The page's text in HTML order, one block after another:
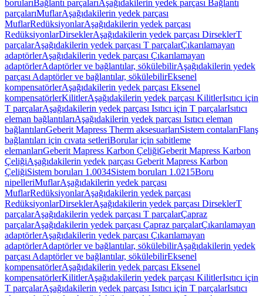
borularıBağlantı parçalarıAşağıdakilerin yedek parçası Bağlantı
parçalarıMuflarAşağıdakilerin yedek parçası
MuflarRedüksiyonlarAşağıdakilerin yedek parçası
RedüksiyonlarDirseklerAşağıdakilerin yedek parçası DirseklerT
parçalarAşağıdakilerin yedek parçası T parçalarÇıkarılamayan
adaptörlerAşağıdakilerin yedek parçası Çıkarılamayan
adaptörlerAdaptörler ve bağlantılar, sökülebilirAşağıdakilerin yedek
parçası Adaptörler ve bağlantılar, sökülebilirEksenel
kompensatörlerAşağıdakilerin yedek parçası Eksenel
kompensatörlerKilitlerAşağıdakilerin yedek parçası KilitlerIsıtıcı için
T parçalarAşağıdakilerin yedek parçası Isıtıcı için T parçalarIsıtıcı
eleman bağlantılarıAşağıdakilerin yedek parçası Isıtıcı eleman
bağlantılarıGeberit Mapress Therm aksesuarlarıSistem contalarıFlanş
bağlantıları için cıvata setleriBorular için sabitleme
elemanlarıGeberit Mapress Karbon ÇeliğiGeberit Mapress Karbon
ÇeliğiAşağıdakilerin yedek parçası Geberit Mapress Karbon
ÇeliğiSistem boruları 1.0034Sistem boruları 1.0215Boru
nipelleriMuflarAşağıdakilerin yedek parçası
MuflarRedüksiyonlarAşağıdakilerin yedek parçası
RedüksiyonlarDirseklerAşağıdakilerin yedek parçası DirseklerT
parçalarAşağıdakilerin yedek parçası T parçalarÇapraz
parçalarAşağıdakilerin yedek parçası Çapraz parçalarÇıkarılamayan
adaptörlerAşağıdakilerin yedek parçası Çıkarılamayan
adaptörlerAdaptörler ve bağlantılar, sökülebilirAşağıdakilerin yedek
parçası Adaptörler ve bağlantılar, sökülebilirEksenel
kompensatörlerAşağıdakilerin yedek parçası Eksenel
kompensatörlerKilitlerAşağıdakilerin yedek parçası KilitlerIsıtıcı için
T parçalarAşağıdakilerin yedek parçası Isıtıcı için T parçalarIsıtıcı